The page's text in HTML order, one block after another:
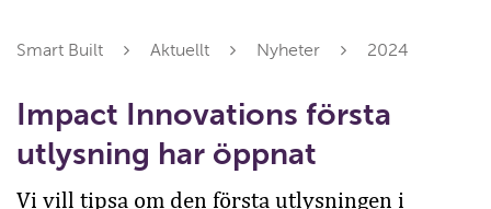
Smart Built Aktuellt Nyheter 2024
Impact Innovations första
utlysning har öppnat
Vi vill tipsa om den första utlysningen i